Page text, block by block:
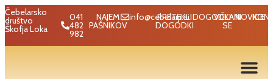
Čebelarsko
društvo
Škofja Loka
041
482
982
NAJEM
PAŠNIKOV
info@cebelarji.si
PRETEKLI
DOGODKI
DOGODKI
VČLANI
SE
NOVICE